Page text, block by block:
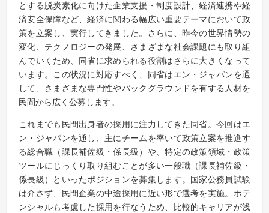
とする脱炭素化に向けた企業支援・制度設計、経済連携や経
済安全保障など、経済に関わる幅広い重要テーマにおいて政
策を立案し、実行してきました。さらに、昨今の世界情勢の
変化、テクノロジーの発展、さまざまな社会課題にも取り組
んでいくため、同省に求められる役割はさらに大きくなって
います。この状況に対応すべく、同省はエン・ジャパンを通
して、さまざまな専門性やバックグラウンドを有する人材を
民間から広く公募します。
これまでも民間出身者の採用に注力してきた同省。今回はエ
ン・ジャパンを通し、主にチームを率いて政策立案を推進す
る総合職（課長補佐級・係長級）や、特定の政策領域・政策
ツールにじっくり取り組むことが多い一般職（課長補佐級・
係長級）といったポジションを募集します。国家公務員試験
は介さず、民間企業の中途採用に近い形で選考を実施。ポテ
ンシャルも考慮した採用を行なうため、比較的キャリアが浅